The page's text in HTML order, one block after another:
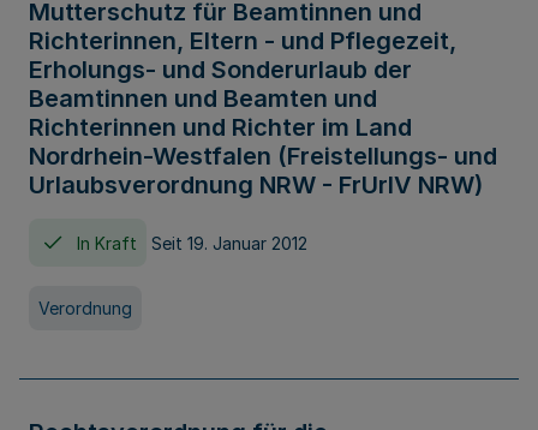
Mutterschutz für Beamtinnen und
Richterinnen, Eltern - und Pflegezeit,
Erholungs- und Sonderurlaub der
Beamtinnen und Beamten und
Richterinnen und Richter im Land
Nordrhein-Westfalen (Freistellungs- und
Urlaubsverordnung NRW - FrUrlV NRW)
In Kraft Seit 19. Januar 2012
Verordnung